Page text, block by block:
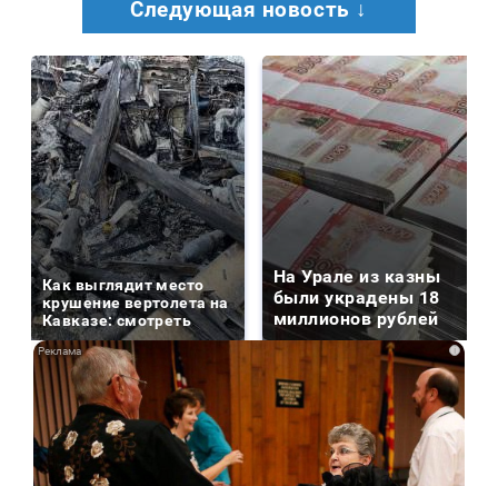
Следующая новость ↓
Как выглядит место
крушение вертолета на
Кавказе: смотреть
На Урале из казны
были украдены 18
миллионов рублей
i